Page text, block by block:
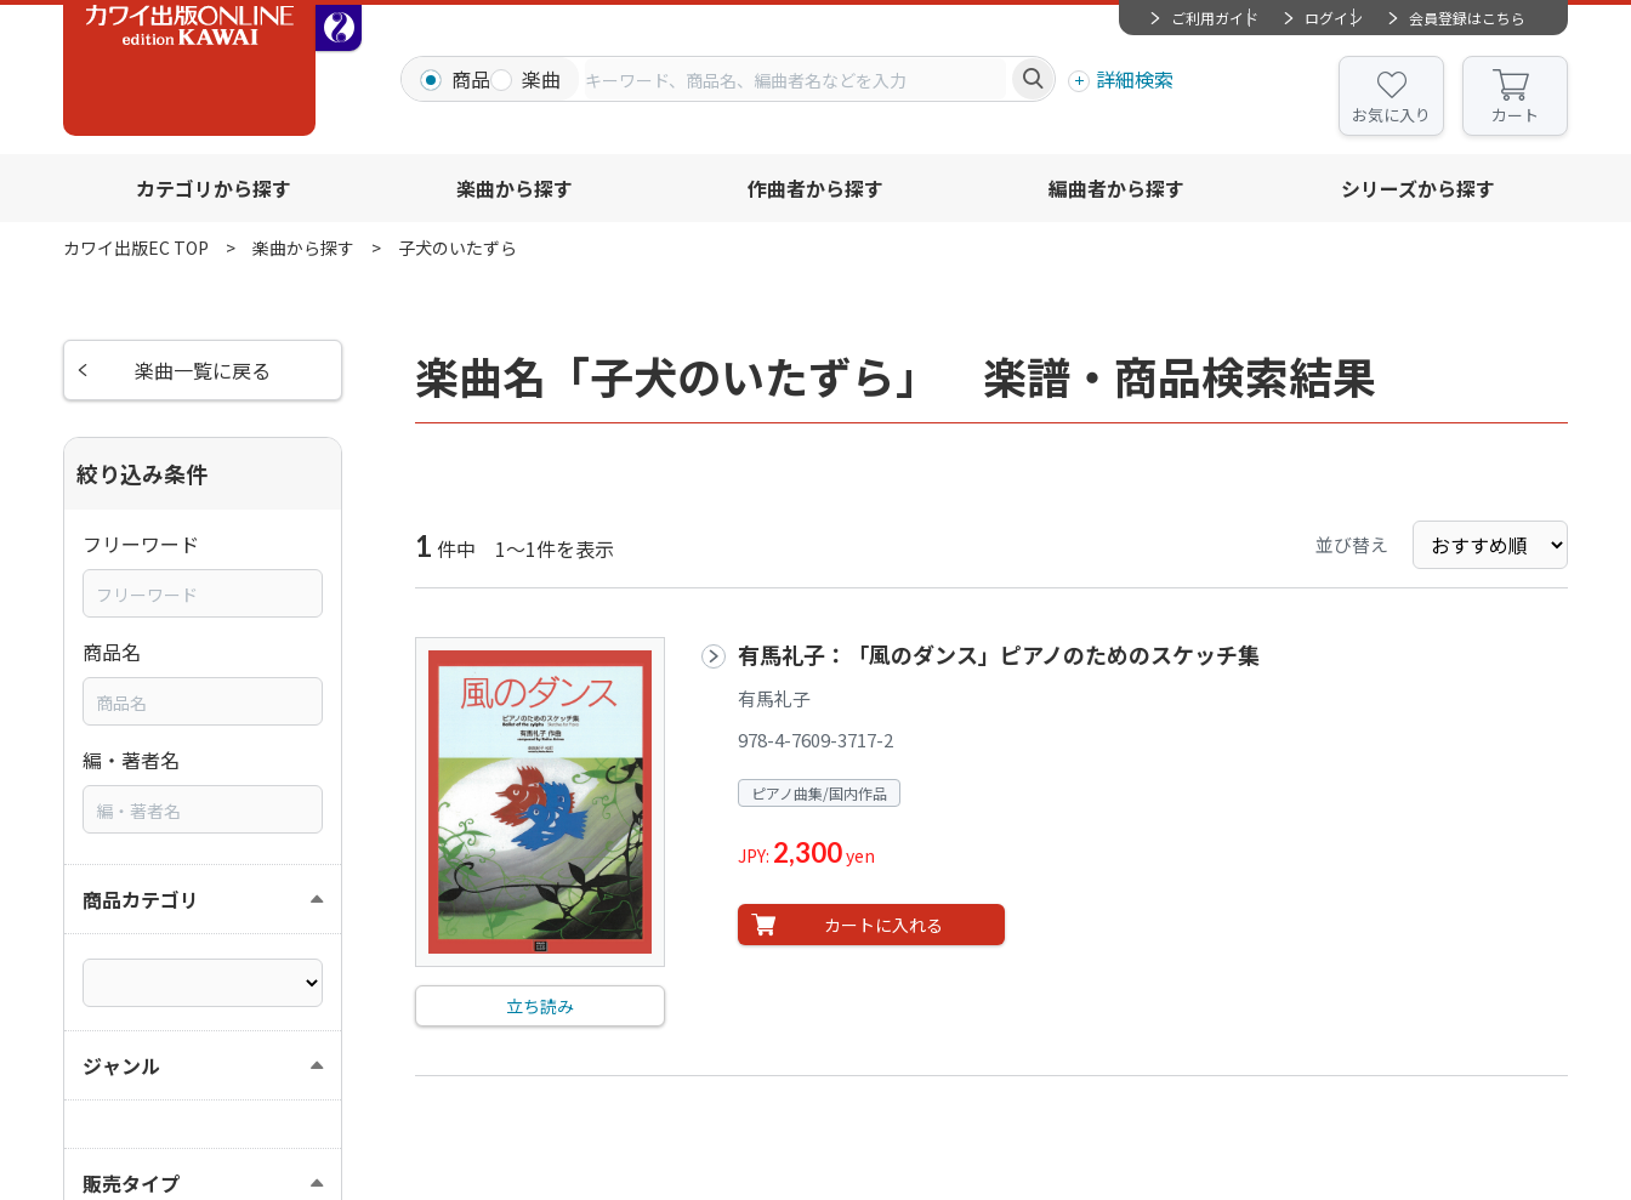
ご利用ガイド ログイン 会員登録はこちら
商品 楽曲 詳細検索
お気に入り カート
カテゴリから探す 楽曲から探す 作曲者から探す 編曲者から探す シリーズから探す
カワイ出版EC TOP 楽曲から探す 子犬のいたずら
楽曲名「子犬のいたずら」 楽譜・商品検索結果
1 件中 1～1件を表示 並び替え
立ち読み
有馬礼子：「風のダンス」ピアノのためのスケッチ集
有馬礼子
978-4-7609-3717-2
ピアノ曲集/国内作品
JPY: 2,300yen
カートに入れる
楽曲一覧に戻る
絞り込み条件
フリーワード
商品名
編・著者名
商品カテゴリ
ジャンル
販売タイプ